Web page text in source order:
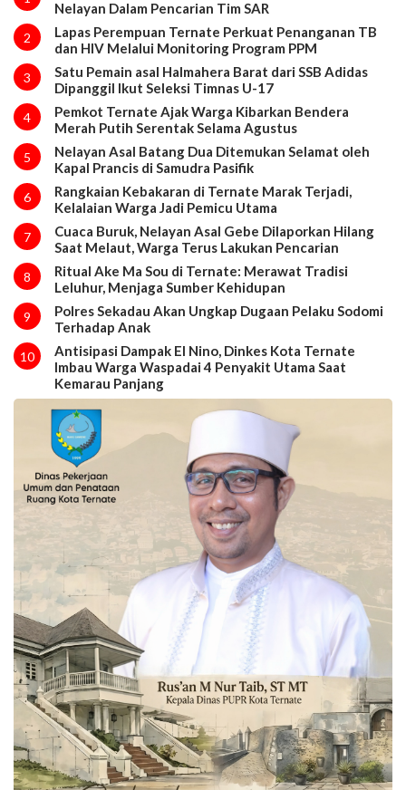
Nelayan Dalam Pencarian Tim SAR
2
Lapas Perempuan Ternate Perkuat Penanganan TB
dan HIV Melalui Monitoring Program PPM
3
Satu Pemain asal Halmahera Barat dari SSB Adidas
Dipanggil Ikut Seleksi Timnas U-17
4
Pemkot Ternate Ajak Warga Kibarkan Bendera
Merah Putih Serentak Selama Agustus
5
Nelayan Asal Batang Dua Ditemukan Selamat oleh
Kapal Prancis di Samudra Pasifik
6
Rangkaian Kebakaran di Ternate Marak Terjadi,
Kelalaian Warga Jadi Pemicu Utama
7
Cuaca Buruk, Nelayan Asal Gebe Dilaporkan Hilang
Saat Melaut, Warga Terus Lakukan Pencarian
8
Ritual Ake Ma Sou di Ternate: Merawat Tradisi
Leluhur, Menjaga Sumber Kehidupan
9
Polres Sekadau Akan Ungkap Dugaan Pelaku Sodomi
Terhadap Anak
10
Antisipasi Dampak El Nino, Dinkes Kota Ternate
Imbau Warga Waspadai 4 Penyakit Utama Saat
Kemarau Panjang